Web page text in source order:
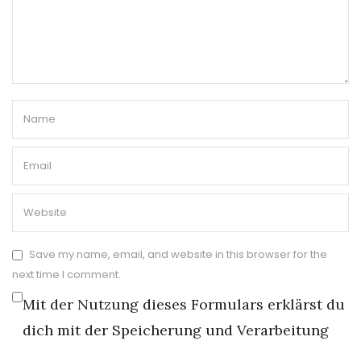
Save my name, email, and website in this browser for the
next time I comment.
Mit der Nutzung dieses Formulars erklärst du
dich mit der Speicherung und Verarbeitung